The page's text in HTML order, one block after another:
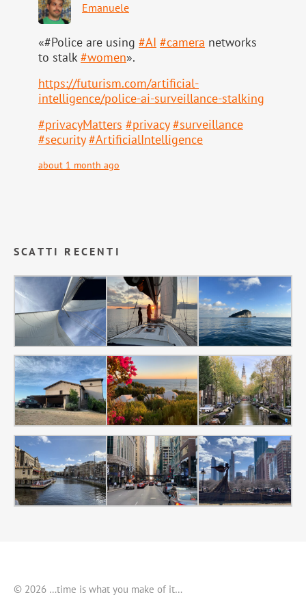
Emanuele
«#Police are using #AI #camera networks
to stalk#women».
https://futurism.com/artificial-
intelligence/police-ai-surveillance-stalking
#privacyMatters #privacy #surveillance
#security #ArtificialIntelligence
about 1 month ago
SCATTI RECENTI
© 2026 …time is what you make of it…